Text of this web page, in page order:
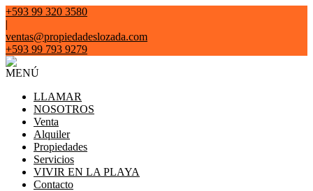
+593 99 320 3580
|
ventas@propiedadeslozada.com
+593 99 793 9279
MENÚ
LLAMAR
NOSOTROS
Venta
Alquiler
Propiedades
Servicios
VIVIR EN LA PLAYA
Contacto